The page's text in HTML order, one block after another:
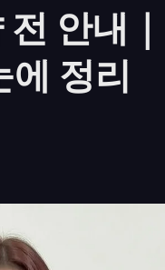
안내
에 정리